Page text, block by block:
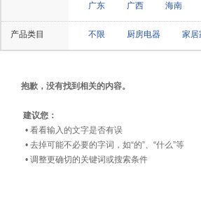
广东 广西 海南
产品类目 不限 厨房电器 家居
抱歉，没有找到相关的内容。
建议您：
• 看看输入的文字是否有误
• 去掉可能不必要的字词，如“的”、“什么”等
• 调整更确切的关键词或搜索条件